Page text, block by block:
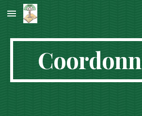
Skip to main content